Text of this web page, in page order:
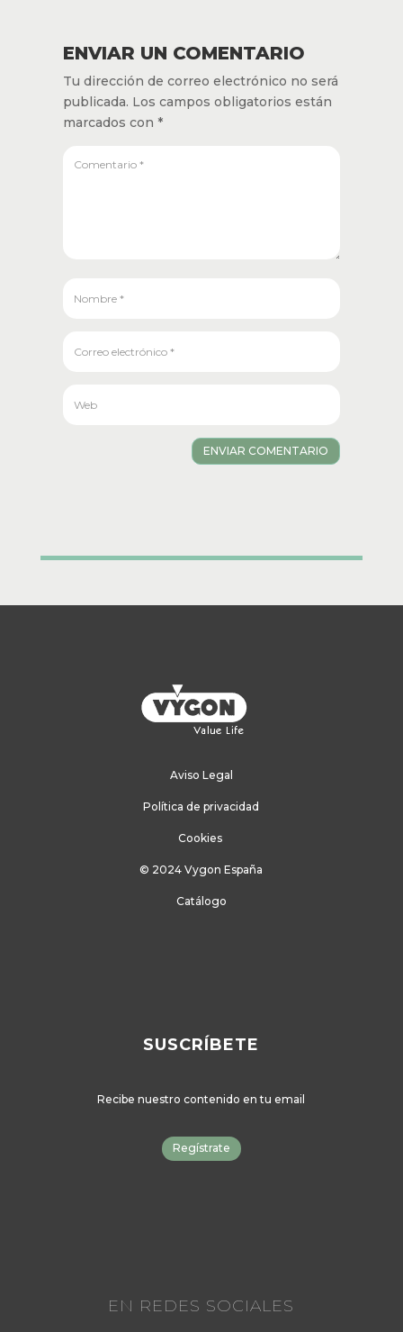
ENVIAR UN COMENTARIO
Tu dirección de correo electrónico no será
publicada. Los campos obligatorios están
marcados con *
ENVIAR COMENTARIO
Aviso Legal
Política de privacidad
Cookies
© 2024 Vygon España
Catálogo
SUSCRÍBETE
Recibe nuestro contenido en tu email
Regístrate
EN REDES SOCIALES